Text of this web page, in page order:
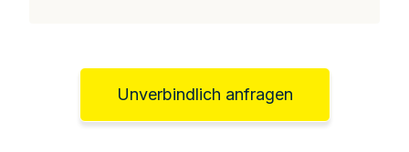
Unverbindlich anfragen